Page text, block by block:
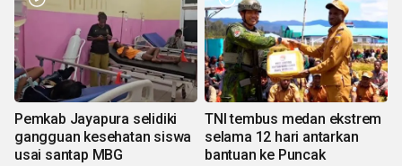
Pemkab Jayapura selidiki
gangguan kesehatan siswa
usai santap MBG
TNI tembus medan ekstrem
selama 12 hari antarkan
bantuan ke Puncak